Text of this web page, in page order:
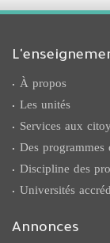
À propos
Les unités
Services aux
Des
Discipline des
Universités
Annonces